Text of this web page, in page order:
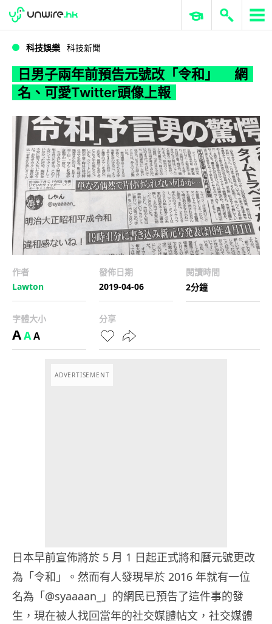
WWDC 2026 ERP 與商業 AI
科技娛樂 科技新聞
日男子兩年前預告元號改「令和」 網
名、可愛Twitter頭像上報
作者
Lawton
發佈日期
2019-04-06
閱讀時間
2分鐘
字體大小
AAA
分享
ADVERTISEMENT
日本早前宣佈將於 5 月 1 日起正式將和曆元號更改
為「令和」。然而有人發現早於 2016 年就有一位
名為「@syaaaan_」的網民已預告了這件事的發
生，現在被人找回當年的社交媒體帖文，社交媒體